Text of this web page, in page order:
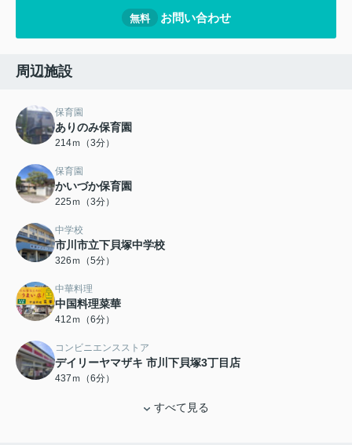
無料 お問い合わせ
周辺施設
保育園
ありのみ保育園
214ｍ（3分）
保育園
かいづか保育園
225ｍ（3分）
中学校
市川市立下貝塚中学校
326ｍ（5分）
中華料理
中国料理菜華
412ｍ（6分）
コンビニエンスストア
デイリーヤマザキ 市川下貝塚3丁目店
437ｍ（6分）
すべて見る